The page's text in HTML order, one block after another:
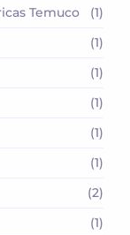
Temuco
(1)
(1)
(1)
(1)
(1)
(1)
(2)
(1)